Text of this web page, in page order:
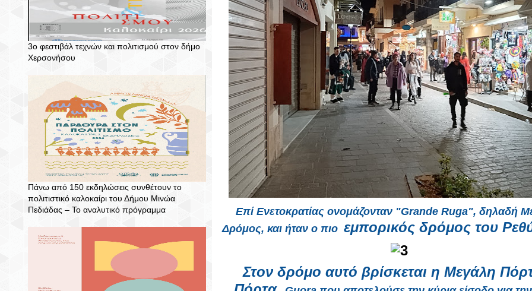
3ο φεστιβάλ τεχνών και πολιτισμού στον δήμο
Χερσονήσου
Πάνω από 150 εκδηλώσεις συνθέτουν το
πολιτιστικό καλοκαίρι του Δήμου Μινώα
Πεδιάδας – To αναλυτικό πρόγραμμα
Επί Ενετοκρατίας ονομάζονταν "Grande Ruga", δηλαδή
Δρόμος, και ήταν ο πιο εμπορικός δρόμος του
Στον δρόμο αυτό βρίσκεται η Μεγάλη